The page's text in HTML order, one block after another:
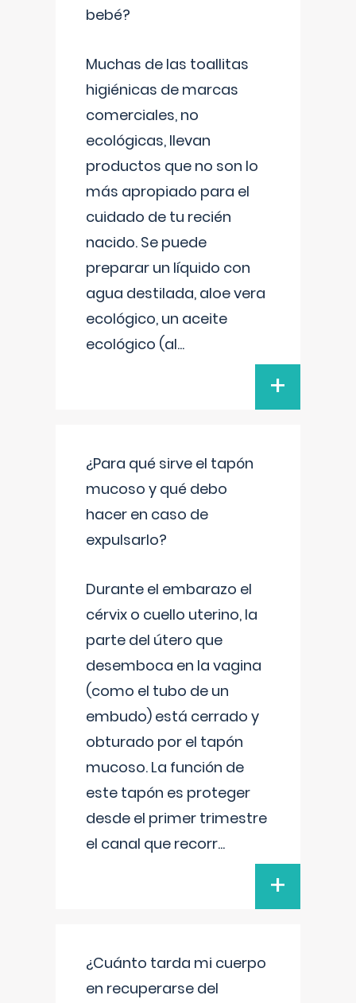
bebé?
Muchas de las toallitas
higiénicas de marcas
comerciales, no
ecológicas, llevan
productos que no son lo
más apropiado para el
cuidado de tu recién
nacido. Se puede
preparar un líquido con
agua destilada, aloe vera
ecológico, un aceite
ecológico (al...
+
¿Para qué sirve el tapón
mucoso y qué debo
hacer en caso de
expulsarlo?
Durante el embarazo el
cérvix o cuello uterino, la
parte del útero que
desemboca en la vagina
(como el tubo de un
embudo) está cerrado y
obturado por el tapón
mucoso. La función de
este tapón es proteger
desde el primer trimestre
el canal que recorr...
+
¿Cuánto tarda mi cuerpo
en recuperarse del